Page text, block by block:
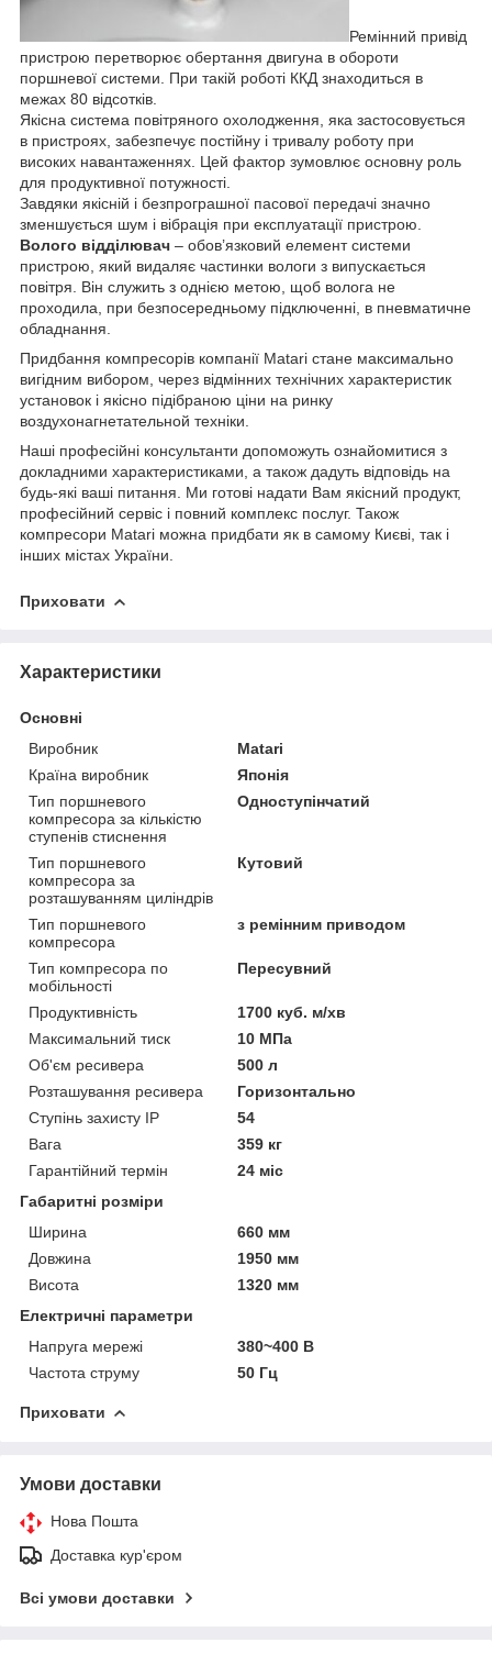
Ремінний привід
пристрою перетворює обертання двигуна в обороти
поршневої системи. При такій роботі ККД знаходиться в
межах 80 відсотків.
Якісна система повітряного охолодження, яка застосовується
в пристроях, забезпечує постійну і тривалу роботу при
високих навантаженнях. Цей фактор зумовлює основну роль
для продуктивної потужності.
Завдяки якісній і безпрограшної пасової передачі значно
зменшується шум і вібрація при експлуатації пристрою.
Волого відділювач – обов’язковий елемент системи
пристрою, який видаляє частинки вологи з випускається
повітря. Він служить з однією метою, щоб волога не
проходила, при безпосередньому підключенні, в пневматичне
обладнання.
Придбання компресорів компанії Matari стане максимально
вигідним вибором, через відмінних технічних характеристик
установок і якісно підібраною ціни на ринку
воздухонагнетательной техніки.
Наші професійні консультанти допоможуть ознайомитися з
докладними характеристиками, а також дадуть відповідь на
будь-які ваші питання. Ми готові надати Вам якісний продукт,
професійний сервіс і повний комплекс послуг. Також
компресори Matari можна придбати як в самому Києві, так і
інших містах України.
Приховати
Характеристики
Основні
Виробник
Matari
Країна виробник
Японія
Тип поршневого
компресора за кількістю
ступенів стиснення
Одноступінчатий
Тип поршневого
компресора за
розташуванням циліндрів
Кутовий
Тип поршневого
компресора
з ремінним приводом
Тип компресора по
мобільності
Пересувний
Продуктивність
1700 куб. м/хв
Максимальний тиск
10 МПа
Об'єм ресивера
500 л
Розташування ресивера
Горизонтально
Ступінь захисту IP
54
Вага
359 кг
Гарантійний термін
24 міс
Габаритні розміри
Ширина
660 мм
Довжина
1950 мм
Висота
1320 мм
Електричні параметри
Напруга мережі
380~400 В
Частота струму
50 Гц
Приховати
Умови доставки
Нова Пошта
Доставка кур'єром
Всі умови доставки